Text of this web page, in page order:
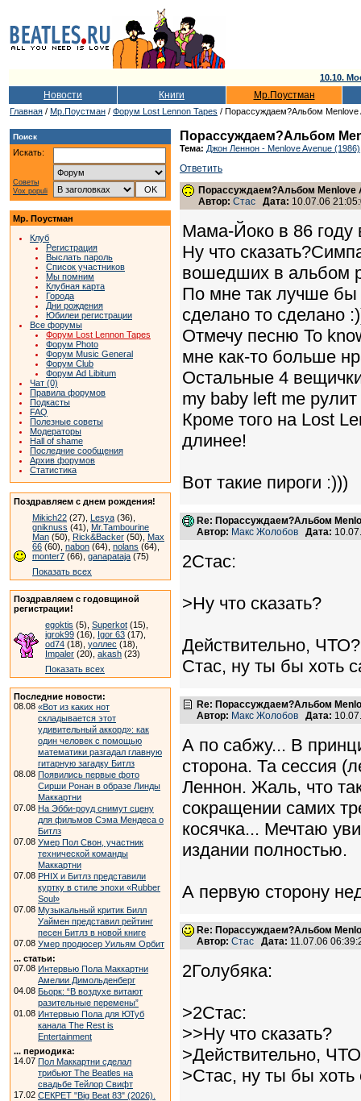
10.10.
Новости Книги Мр.Поустман
Главная / Мр.Поустман / Форум Lost Lennon Tapes / Порассуждаем?Альбом Menlove
Поиск
Искать:
Советы
Vox populi
Мр. Поустман
Клуб
Регистрация
Выслать пароль
Список участников
Мы помним
Клубная карта
Города
Дни рождения
Юбилеи регистрации
Все форумы
Форум Lost Lennon Tapes
Форум Photo
Форум Music General
Форум Club
Форум Ad Libitum
Чат (0)
Правила форумов
Подкасты
FAQ
Полезные советы
Модераторы
Hall of shame
Последние сообщения
Архив форумов
Статистика
Поздравляем с днем рождения!
Mikich22 (27), Lesya (36),
gniknuss (41), Mr.Tambourine
Man (50), Rick&Backer (50), Max
66 (60), nabon (64), nolans (64),
monter7 (66), ganapataja (75)
Показать всех
Поздравляем с годовщиной
регистрации!
egoktis (5), Superkot (15),
igrok99 (16), Igor 63 (17),
od74 (18), уоллес (18),
Impaler (20), akash (23)
Показать всех
Последние новости:
08.08 «Вот из каких нот
складывается этот
удивительный аккорд»: как
один человек с помощью
математики разгадал главную
гитарную загадку Битлз
08.08 Появились первые фото
Сирши Ронан в образе Линды
Маккартни
07.08 На Эбби-роуд снимут сцену
для фильмов Сэма Мендеса о
Битлз
07.08 Умер Пол Свон, участник
технической команды
Маккартни
07.08 PHIX и Битлз представили
куртку в стиле эпохи «Rubber
Soul»
07.08 Музыкальный критик Билл
Уаймен представил рейтинг
песен Битлз в новой книге
07.08 Умер продюсер Уильям Орбит
... статьи:
07.08 Интервью Пола Маккартни
Амелии Димольденберг
04.08 Бьорк: “В воздухе витают
разительные перемены”
01.08 Интервью Пола для ЮТуб
канала The Rest is
Entertainment
... периодика:
14.07 Пол Маккартни сделал
трибьют The Beatles на
свадьбе Тейлор Свифт
17.02 СЕКРЕТ "Big Beat 83" (2026).
Порассуждаем?Альбом
Тема: Джон Леннон - Menlove Avenue (1986)
Ответить
Порассуждаем?Альбом Menlove
Автор: Стас Дата: 10.07.06
Мама-Йоко в 86 году
Ну что
вошедших в альбом
По мне так лучше бы
сделано то сделано
Отмечу песню To
мне как-то больше
Остальные 4
my baby left me рулит
Кроме того на Lost
длинее!
Вот такие пироги :)))
Re: Порассуждаем?Альбом
Автор: Макс Жолобов Дата:
2Стас:
>Ну что сказать?
Действительно, ЧТО?
Стас, ну ты бы хоть
Re: Порассуждаем?Альбом
Автор: Макс Жолобов Дата:
А по сабжу... В
сторона. Та сессия
Леннон. Жаль, что
сокращении самих
косячка... Мечтаю
издании полностью.
А первую сторону
Re: Порассуждаем?Альбом
Автор: Стас Дата: 11.07.06
2Голубяка:
>2Стас:
>>Ну что сказать?
>Действительно,
>Стас, ну ты бы хоть